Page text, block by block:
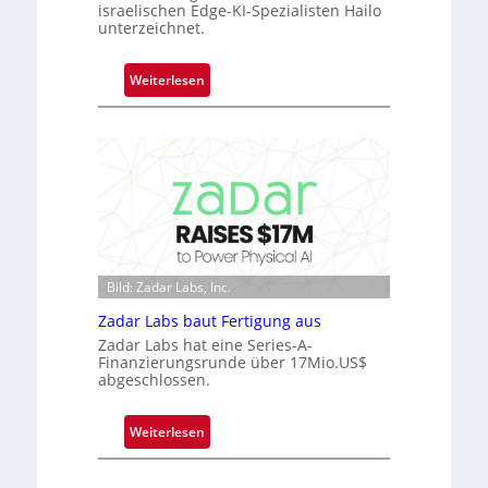
r
i
m
m
a
r
k
V
s
i
o
n
israelischen Edge-KI-Spezialisten Hailo
unterzeichnet.
Weiterlesen:
M
o
c
h
i
l
a
n
Ü
b
Bild: Zadar Labs, Inc.
Zadar Labs baut Fertigung aus
Zadar Labs hat eine Series-A-
Finanzierungsrunde über 17Mio.US$
abgeschlossen.
Weiterlesen:
Z